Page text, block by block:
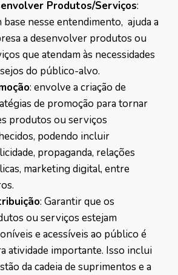
Produtos/Serviços:
base nesse entendimento, ajuda a
a desenvolver produtos ou
que atendam às necessidades
do público-alvo.
: envolve a criação de
de promoção para tornar
produtos ou serviços
podendo incluir
propaganda, relações
marketing digital, entre
: Garantir que os
ou serviços estejam
e acessíveis ao público é
atividade importante. Isso inclui
da cadeia de suprimentos e a